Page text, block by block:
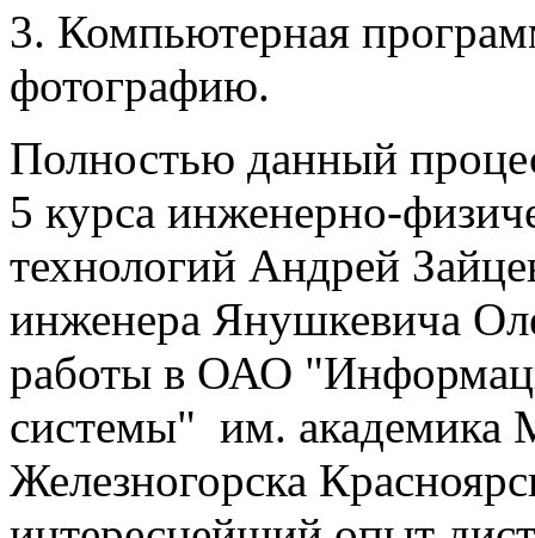
3. Компьютерная
фотографию.
Полностью данный
5 курса инженерно-
технологий Андрей
инженера Янушкевича
работы в ОАО
системы" им. академика
Железногорска